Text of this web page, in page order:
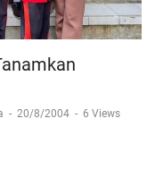
- 20/8/2004 - 6 Views